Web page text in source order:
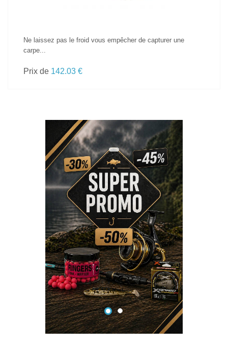
Ne laissez pas le froid vous empêcher de capturer une
carpe...
Prix de 142.03 €